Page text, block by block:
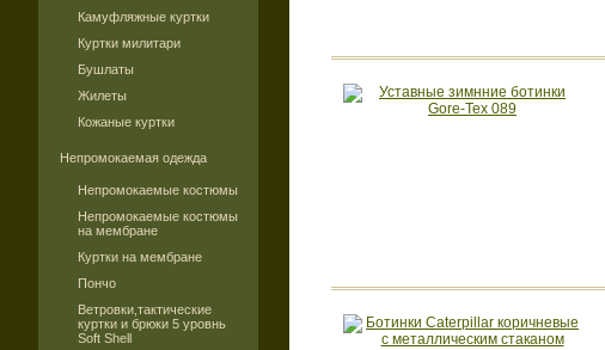
Камуфляжные куртки
Куртки милитари
Бушлаты
Жилеты
Кожаные куртки
Непромокаемая одежда
Непромокаемые костюмы
Непромокаемые костюмы
на мембране
Куртки на мембране
Пончо
Ветровки,тактические
куртки и брюки 5 уровнь
Soft Shell